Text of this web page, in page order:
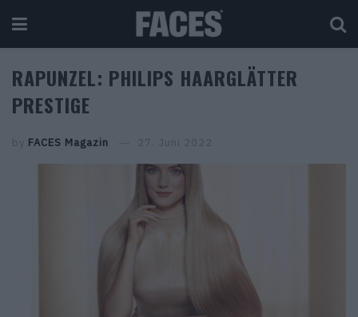
RAPUNZEL: PHILIPS HAARGLÄTTER
PRESTIGE
by FACES Magazin 27. Juni 2022